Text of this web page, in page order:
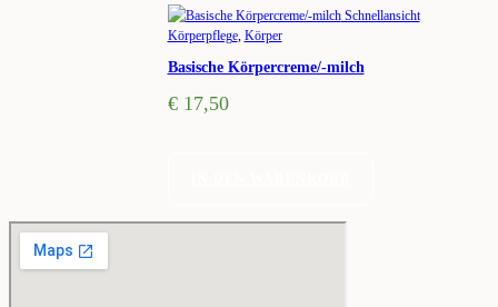
Schnellansicht
Körperpflege, Körper
Basische Körpercreme/-milch
€17,50